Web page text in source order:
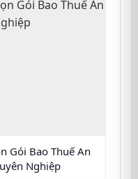
Gói Bao Thuế An
Nghiệp